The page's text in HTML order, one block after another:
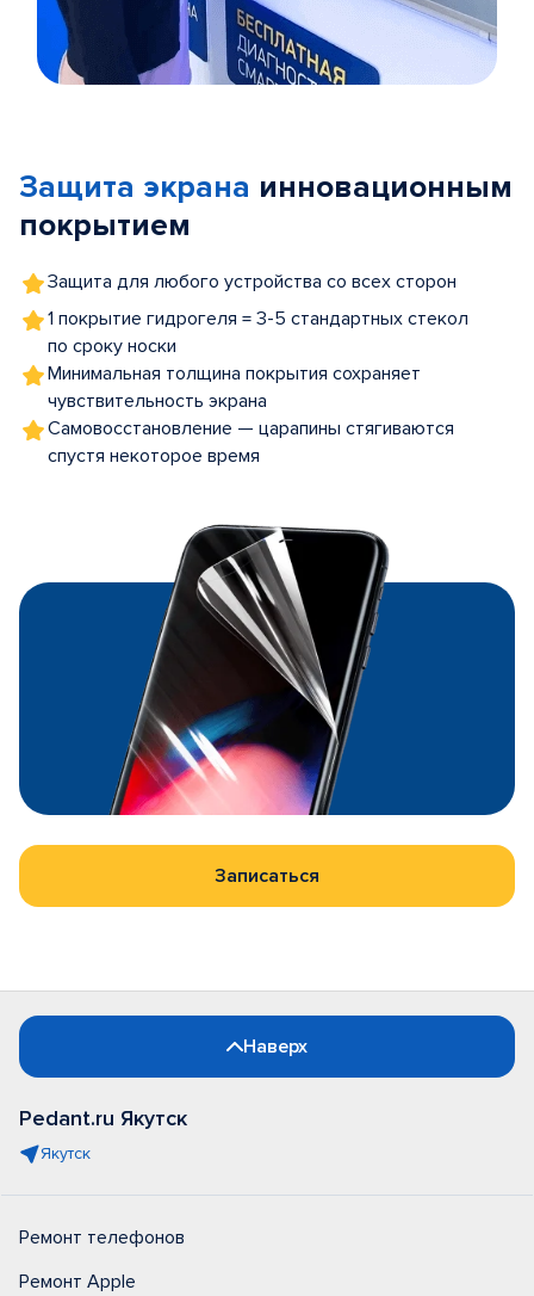
5
Защита экрана инновационным
покрытием
Защита для любого устройства со всех сторон
1 покрытие гидрогеля = 3-5 стандартных стекол
по сроку носки
Минимальная толщина покрытия сохраняет
чувствительность экрана
Самовосстановление — царапины стягиваются
спустя некоторое время
Записаться
Наверх
Pedant.ru Якутск
Якутск
Ремонт телефонов
Ремонт Apple